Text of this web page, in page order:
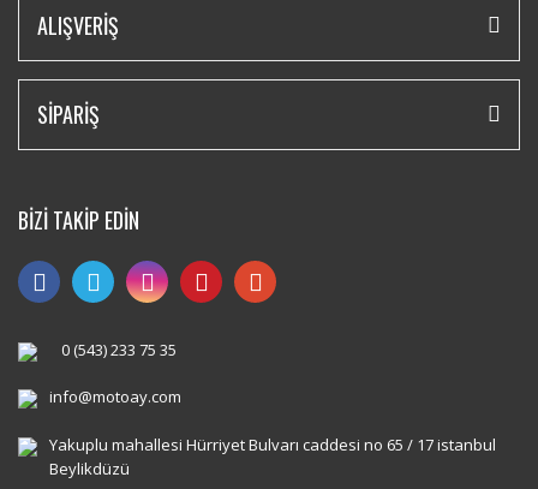
ALIŞVERİŞ
SİPARİŞ
BİZİ TAKİP EDİN
0 (543) 233 75 35
info@motoay.com
Yakuplu mahallesi Hürriyet Bulvarı caddesi no 65 / 17 istanbul
Beylikdüzü